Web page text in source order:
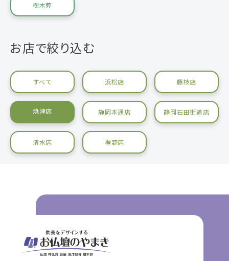
樹木葬
お店で絞り込む
すべて 浜松店 藤枝店
焼津店 静岡本通店 静岡石田街道店
清水店 裾野店